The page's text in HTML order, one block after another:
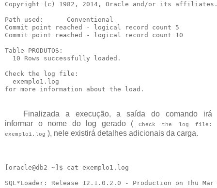
Copyright (c) 1982, 2014, Oracle and/or its
Path used:      Conventional
Commit point reached - logical record count 5
Commit point reached - logical record count 10
Table PRODUTOS:
  10 Rows successfully loaded.
Check the log file:
  exemplo1.log
Finalizada a execução, a saída do comando irá
informar o nome do log gerado (
Check the log file:
exemplo1.log ), nele existirá detalhes adicionais da carga.
[oracle@db2 ~]$ cat exemplo1.log
SQL*Loader: Release 12.1.0.2.0 - Production on Thu Mar